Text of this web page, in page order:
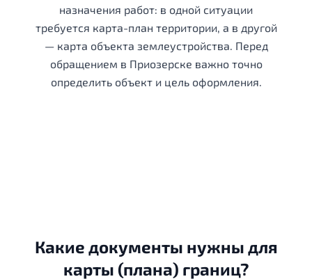
назначения работ: в одной ситуации
требуется карта-план территории, а в другой
— карта объекта землеустройства. Перед
обращением в Приозерске важно точно
определить объект и цель оформления.
Какие документы нужны для
карты (плана) границ?